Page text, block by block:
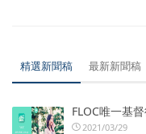
精選新聞稿 最新新聞稿
FLOC唯一基
2021/03/29